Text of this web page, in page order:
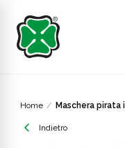
Home Maschera
Indietro